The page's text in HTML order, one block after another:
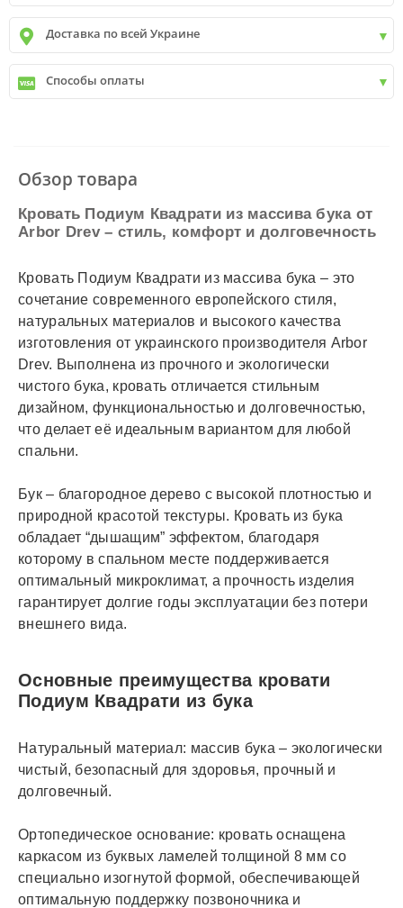
Киевдо9999 грн. -400 грн.
Киевот9999 грн - БЕСПЛАТНО
Киев пригород +30 грн\км
Доставка по всей Украине
✓Новая почта
✓Деливери
✓Автолюкс
Способы оплаты
✓ Подробнее
Обзор товара
Кровать Подиум Квадрати из массива бука от
Arbor Drev – стиль, комфорт и долговечность
Кровать Подиум Квадрати из массива бука – это
сочетание современного европейского стиля,
натуральных материалов и высокого качества
изготовления от украинского производителя Arbor
Drev. Выполнена из прочного и экологически
чистого бука, кровать отличается стильным
дизайном, функциональностью и долговечностью,
что делает её идеальным вариантом для любой
спальни.
Бук – благородное дерево с высокой плотностью и
природной красотой текстуры. Кровать из бука
обладает “дышащим” эффектом, благодаря
которому в спальном месте поддерживается
оптимальный микроклимат, а прочность изделия
гарантирует долгие годы эксплуатации без потери
внешнего вида.
Основные преимущества кровати
Подиум Квадрати из бука
Натуральный материал: массив бука – экологически
чистый, безопасный для здоровья, прочный и
долговечный.
Ортопедическое основание: кровать оснащена
каркасом из буквых ламелей толщиной 8 мм со
специально изогнутой формой, обеспечивающей
оптимальную поддержку позвоночника и